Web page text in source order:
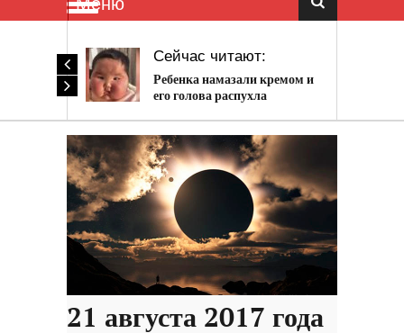
Сейчас читают:
Ребенка намазали кремом и
его голова распухла
21 августа 2017 года